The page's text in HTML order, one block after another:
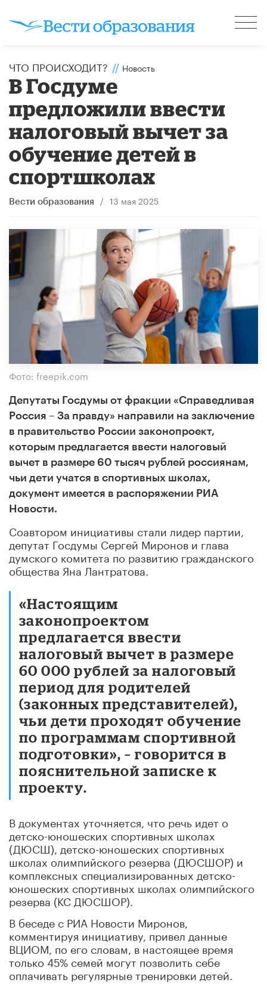
ЧТО ПРОИСХОДИТ? // Новость
В Госдуме
предложили ввести
налоговый вычет за
обучение детей в
спортшколах
Вести образования / 13 мая 2025
Фото: freepik.com
Депутаты Госдумы от фракции «Справедливая
Россия – За правду» направили на заключение
в правительство России законопроект,
которым предлагается ввести налоговый
вычет в размере 60 тысяч рублей россиянам,
чьи дети учатся в спортивных школах,
документ имеется в распоряжении РИА
Новости.
Соавтором инициативы стали лидер партии,
депутат Госдумы Сергей Миронов и глава
думского комитета по развитию гражданского
общества Яна Лантратова.
«Настоящим
законопроектом
предлагается ввести
налоговый вычет в размере
60 000 рублей за налоговый
период для родителей
(законных представителей),
чьи дети проходят обучение
по программам спортивной
подготовки», – говорится в
пояснительной записке к
проекту.
В документах уточняется, что речь идет о
детско-юношеских спортивных школах
(ДЮСШ), детско-юношеских спортивных
школах олимпийского резерва (ДЮСШОР) и
комплексных специализированных детско-
юношеских спортивных школах олимпийского
резерва (КС ДЮСШОР).
В беседе с РИА Новости Миронов,
комментируя инициативу, привел данные
ВЦИОМ, по его словам, в настоящее время
только 45% семей могут позволить себе
оплачивать регулярные тренировки детей.